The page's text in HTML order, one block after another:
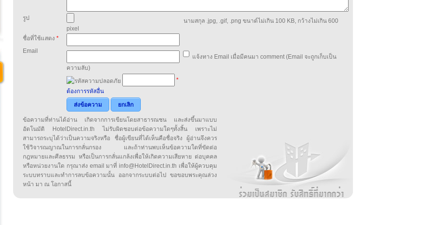
รูป
นามสกุล .jpg, .gif, .png ขนาด์ไม่เกิน 100 KB, กว้างไม่เกิน 600
pixel
ชื่อที่ใช้แสดง *
Email
แจ้งทาง Email เมื่อมีคนมา comment (Email จะถูกเก็บเป็น
ความลับ)
*
ต้องการรหัสอื่น
ส่งข้อความ
ยกเลิก
ข้อความที่ท่านได้อ่าน เกิดจากการเขียนโดยสาธารณชน และส่งขึ้นมาแบบ
อัตโนมัติ HotelDirect.in.th ไม่รับผิดชอบต่อข้อความใดๆทั้งสิ้น เพราะไม่
สามารถระบุได้ว่าเป็นความจริงหรือ ชื่อผู้เขียนที่ได้เห็นคือชื่อจริง ผู้อ่านจึงควร
ใช้วิจารณญาณในการกลั่นกรอง และถ้าท่านพบเห็นข้อความใดที่ขัดต่อ
กฎหมายและศีลธรรม หรือเป็นการกลั่นแกล้งเพื่อให้เกิดความเสียหาย ต่อบุคคล
หรือหน่วยงานใด กรุณาส่ง email มาที่ info@HotelDirect.in.th เพื่อให้ผู้ควบคุม
ระบบทราบและทำการลบข้อความนั้น ออกจากระบบต่อไป ขอขอบพระคุณล่วง
หน้า มา ณ โอกาสนี้